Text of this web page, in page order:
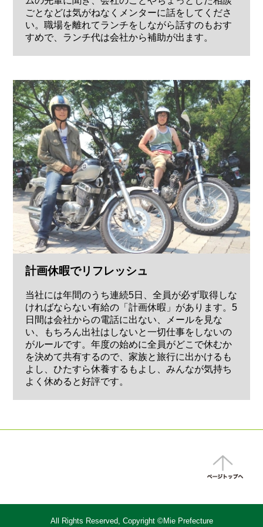
ごとなどは気がねなくメンターに話をしてくださ
い。職場を離れてランチをしながら話すのもおす
すめで、ランチ代は会社から補助が出ます。
計画休暇でリフレッシュ
当社には年間のうち連続5日、全員が必ず取得しな
ければならない有給の「計画休暇」があります。5
日間は会社からの電話に出ない、メールを見な
い、もちろん出社はしないと一切仕事をしないの
がルールです。年度の始めに全員がどこで休むか
を決めて共有するので、家族と旅行に出かけるも
よし、ひたすら休養するもよし、みんなが気持ち
よく休めると好評です。
All Rights Reserved, Copyright ©Mie Prefecture